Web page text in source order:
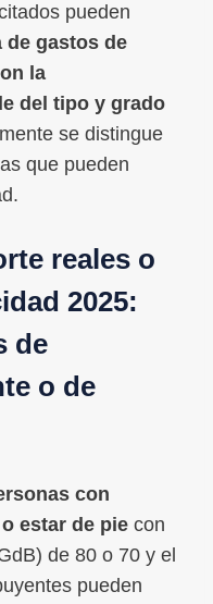
pueden
de gastos de
la
del tipo y grado
se distingue
que pueden
reales o
2025:
de
o de
con
estar de pie con
de 80 o 70 y el
pueden